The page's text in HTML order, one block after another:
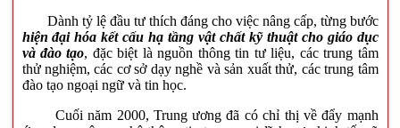
Dành tỷ lệ đầu tư thích đáng cho việc nâng cấp, từng bước
hiện đại hóa kết cấu hạ tầng vật chất kỹ thuật cho giáo dục
và đào tạo, đặc biệt là nguồn thông tin tư liệu, các trung tâm
thử nghiệm, các cơ sở dạy nghề và sản xuất thử, các trung tâm
đào tạo ngoại ngữ và tin học.
Cuối năm 2000, Trung ương đã có chỉ thị về đẩy mạnh